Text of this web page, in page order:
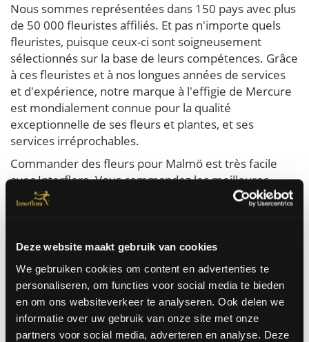
Deze website maakt gebruik van cookies
We gebruiken cookies om content en advertenties te
personaliseren, om functies voor social media te bieden
en om ons websiteverkeer te analyseren. Ook delen we
informatie over uw gebruik van onze site met onze
partners voor social media, adverteren en analyse. Deze
Nous sommes représentées dans 150 pays avec plus
de 50 000 fleuristes affiliés. Et pas n'importe quels
fleuristes, puisque ceux-ci sont soigneusement
sélectionnés sur la base de leurs compétences. Grâce
à ces fleuristes et à nos longues années de services
et d'expérience, notre marque à l'effigie de Mercure
est mondialement connue pour la qualité
exceptionnelle de ses fleurs et plantes, et ses
services irréprochables.
Commander des fleurs pour Malmö est très facile
avec Interflora. Vous commandez les meilleures
fleurs qui sont livrées le jour même à domicile ou au
anniversaire, un mariage, un rétablissement, juste
comme ça ...
Commandez ici